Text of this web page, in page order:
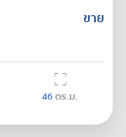
ขาย
46ตร.ม.